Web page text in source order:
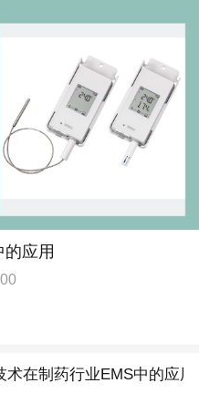
应用
术在制药行业EMS中的应用